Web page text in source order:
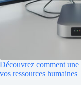
Découvrez comment
vos ressources humaines